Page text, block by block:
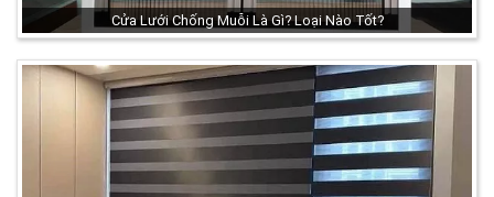
Cửa Lưới Chống Muỗi Là Gì? Loại Nào Tốt?